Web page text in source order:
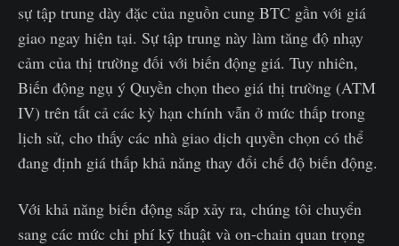
sự tập trung dày đặc của nguồn cung BTC gần với giá
giao ngay hiện tại. Sự tập trung này làm tăng độ nhạy
cảm của thị trường đối với biến động giá. Tuy nhiên,
Biến động ngụ ý Quyền chọn theo giá thị trường (ATM
IV) trên tất cả các kỳ hạn chính vẫn ở mức thấp trong
lịch sử, cho thấy các nhà giao dịch quyền chọn có thể
đang định giá thấp khả năng thay đổi chế độ biến động.
Với khả năng biến động sắp xảy ra, chúng tôi chuyển
sang các mức chi phí kỹ thuật và on-chain quan trọng